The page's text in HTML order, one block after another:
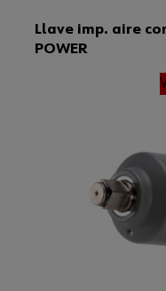
Llave imp. aire
POWER